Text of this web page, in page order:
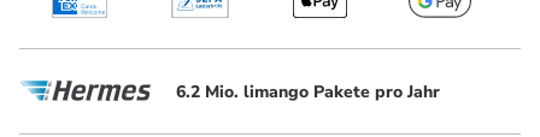
6.2 Mio. limango Pakete pro Jahr